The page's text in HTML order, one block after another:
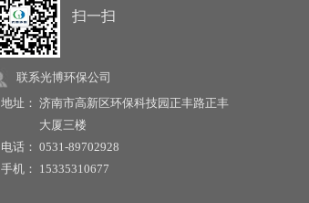
扫一扫
联系光博环保公司
地址： 济南市高新区环保科技园正丰路正丰
大厦三楼
电话： 0531-89702928
手机： 15335310677